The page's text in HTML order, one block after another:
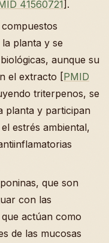
41560721].
planta y se
aunque su
el extracto [PMID
triterpenos, se
planta y participan
estrés ambiental,
que son
con las
actúan como
de las mucosas